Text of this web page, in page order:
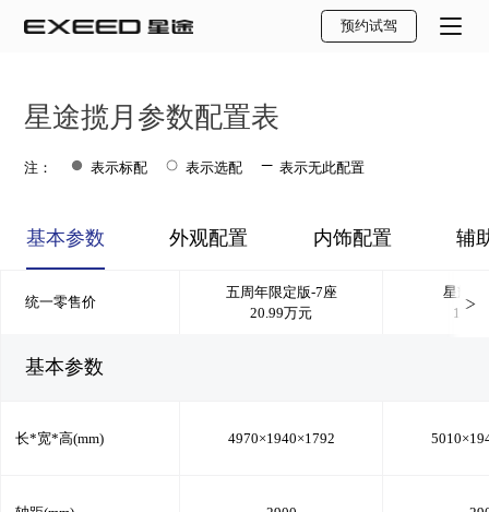
预约试驾
星途揽月 参数配置表
注： 表示标配 表示选配 表示无此配置
基本参数 外观配置 内饰配置 辅
统一零售价
五周年限定版-7座
20.99万元
星耀两
基本参数
长*宽*高(mm) 4970×1940×1792